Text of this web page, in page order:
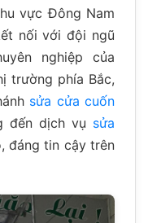
vực Đông Nam
nối với đội ngũ
nghiệp của
trường phía Bắc,
sửa cửa cuốn
đến dịch vụ sửa
đáng tin cậy trên